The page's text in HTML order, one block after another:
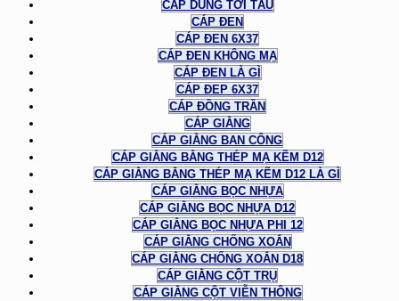
CÁP DÙNG TỜI TÀU
CÁP ĐEN
CÁP ĐEN 6X37
CÁP ĐEN KHÔNG MẠ
CÁP ĐEN LÀ GÌ
CÁP ĐEP 6X37
CÁP ĐỒNG TRẦN
CÁP GIẰNG
CÁP GIẰNG BAN CÔNG
CÁP GIẰNG BẰNG THÉP MẠ KẼM D12
CÁP GIẰNG BẰNG THÉP MẠ KẼM D12 LÀ GÌ
CÁP GIẰNG BỌC NHỰA
CÁP GIẰNG BỌC NHỰA D12
CÁP GIẰNG BỌC NHỰA PHI 12
CÁP GIẰNG CHỐNG XOẮN
CÁP GIẰNG CHỐNG XOẮN D18
CÁP GIẰNG CỘT TRỤ
CÁP GIẰNG CỘT VIỄN THÔNG